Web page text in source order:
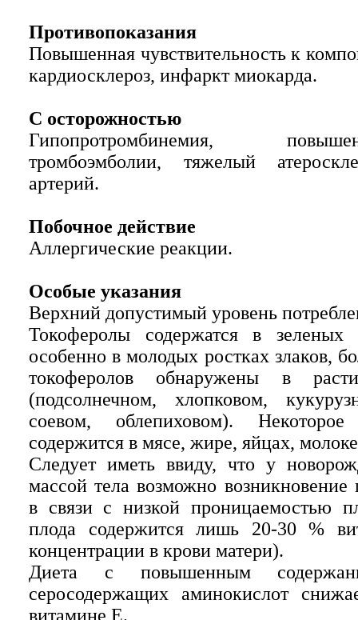
Противопоказания
Повышенная чувствительность к
кардиосклероз, инфаркт миокарда.
С осторожностью
Гипопротромбинемия,
тромбоэмболии, тяжелый
артерий.
Побочное действие
Аллергические реакции.
Особые указания
Верхний допустимый уровень
Токоферолы содержатся в зеленых
особенно в молодых ростках злаков,
токоферолов обнаружены в
(подсолнечном, хлопковом,
соевом, облепиховом).
содержится в мясе, жире, яйцах,
Следует иметь ввиду, что у
массой тела возможно возникновение
в связи с низкой проницаемостью
плода содержится лишь 20-30 %
концентрации в крови матери).
Диета с повышенным
серосодержащих аминокислот
витамине Е.